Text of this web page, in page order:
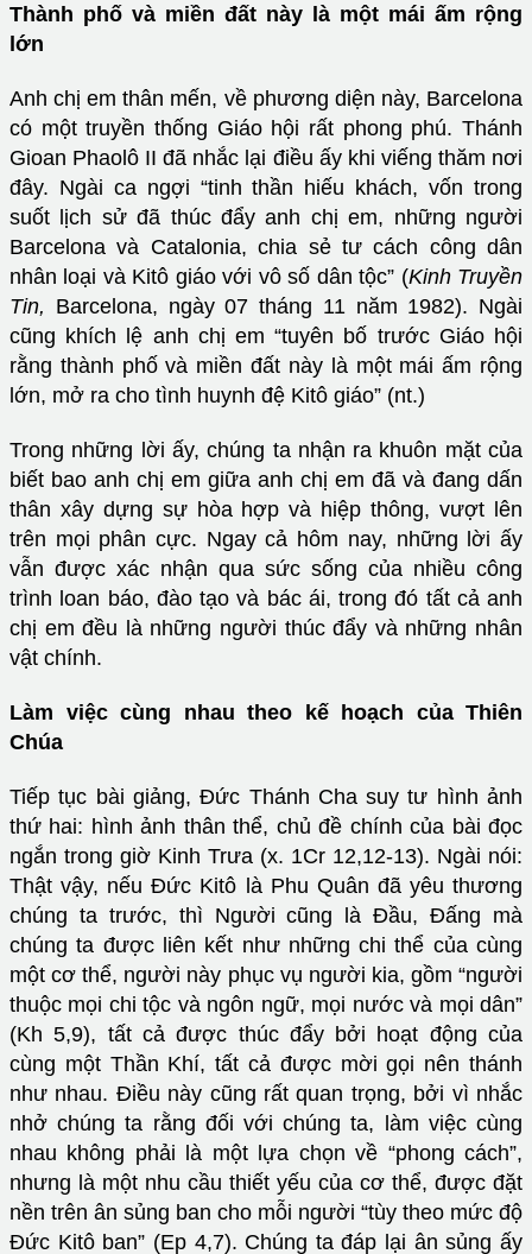
Thành phố và miền đất này là một mái ấm rộng
lớn
Anh chị em thân mến, về phương diện này, Barcelona
có một truyền thống Giáo hội rất phong phú. Thánh
Gioan Phaolô II đã nhắc lại điều ấy khi viếng thăm nơi
đây. Ngài ca ngợi “tinh thần hiếu khách, vốn trong
suốt lịch sử đã thúc đẩy anh chị em, những người
Barcelona và Catalonia, chia sẻ tư cách công dân
nhân loại và Kitô giáo với vô số dân tộc” (Kinh Truyền
Tin, Barcelona, ngày 07 tháng 11 năm 1982). Ngài
cũng khích lệ anh chị em “tuyên bố trước Giáo hội
rằng thành phố và miền đất này là một mái ấm rộng
lớn, mở ra cho tình huynh đệ Kitô giáo” (nt.)
Trong những lời ấy, chúng ta nhận ra khuôn mặt của
biết bao anh chị em giữa anh chị em đã và đang dấn
thân xây dựng sự hòa hợp và hiệp thông, vượt lên
trên mọi phân cực. Ngay cả hôm nay, những lời ấy
vẫn được xác nhận qua sức sống của nhiều công
trình loan báo, đào tạo và bác ái, trong đó tất cả anh
chị em đều là những người thúc đẩy và những nhân
vật chính.
Làm việc cùng nhau theo kế hoạch của Thiên
Chúa
Tiếp tục bài giảng, Đức Thánh Cha suy tư hình ảnh
thứ hai: hình ảnh thân thể, chủ đề chính của bài đọc
ngắn trong giờ Kinh Trưa (x. 1Cr 12,12-13). Ngài nói:
Thật vậy, nếu Đức Kitô là Phu Quân đã yêu thương
chúng ta trước, thì Người cũng là Đầu, Đấng mà
chúng ta được liên kết như những chi thể của cùng
một cơ thể, người này phục vụ người kia, gồm “người
thuộc mọi chi tộc và ngôn ngữ, mọi nước và mọi dân”
(Kh 5,9), tất cả được thúc đẩy bởi hoạt động của
cùng một Thần Khí, tất cả được mời gọi nên thánh
như nhau. Điều này cũng rất quan trọng, bởi vì nhắc
nhở chúng ta rằng đối với chúng ta, làm việc cùng
nhau không phải là một lựa chọn về “phong cách”,
nhưng là một nhu cầu thiết yếu của cơ thể, được đặt
nền trên ân sủng ban cho mỗi người “tùy theo mức độ
Đức Kitô ban” (Ep 4,7). Chúng ta đáp lại ân sủng ấy